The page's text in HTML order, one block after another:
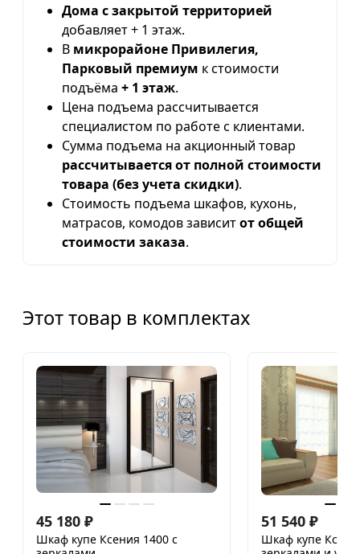
Дома с закрытой территорией
добавляет + 1 этаж.
В микрорайоне Привилегия,
Парковый премиум к стоимости
подъёма + 1 этаж.
Цена подъема рассчитывается
специалистом по работе с клиентами.
Сумма подъема на акционный товар
рассчитывается от полной стоимости
товара (без учета скидки).
Стоимость подъема шкафов, кухонь,
матрасов, комодов зависитот общей
стоимости заказа.
Этот товар в комплектах
45 180 ₽
Шкаф купе Ксения 1400 с
51 540 ₽
Шкаф купе